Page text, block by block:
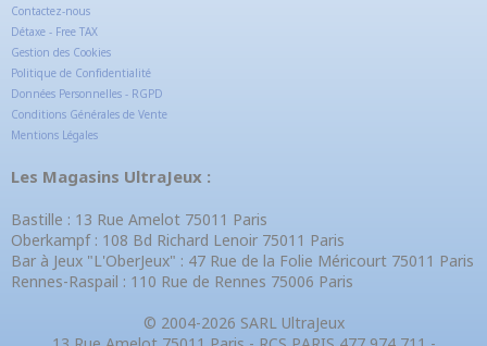
Contactez-nous
Détaxe - Free TAX
Gestion des Cookies
Politique de Confidentialité
Données Personnelles - RGPD
Conditions Générales de Vente
Mentions Légales
Les Magasins UltraJeux :
Bastille : 13 Rue Amelot 75011 Paris
Oberkampf : 108 Bd Richard Lenoir 75011 Paris
Bar à Jeux "L'OberJeux" : 47 Rue de la Folie Méricourt 75011 Paris
Rennes-Raspail : 110 Rue de Rennes 75006 Paris
© 2004-2026 SARL UltraJeux